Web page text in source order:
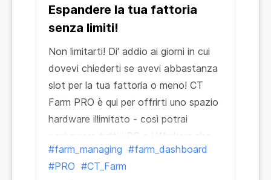
Espandere la tua fattoria
senza limiti!
Non limitarti! Di' addio ai giorni in cui
dovevi chiederti se avevi abbastanza
slot per la tua fattoria o meno! CT
Farm PRO è qui per offrirti uno spazio
hardware illimitato - così potrai
aggiungere tutti i PC e i Workers che
vuoi!
#farm_managing #farm_dashboard
#PRO #CT_Farm